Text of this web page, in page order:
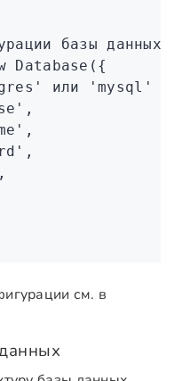
базы данных
Database ({
или 'mysql' */
,
,
,
,
см. в